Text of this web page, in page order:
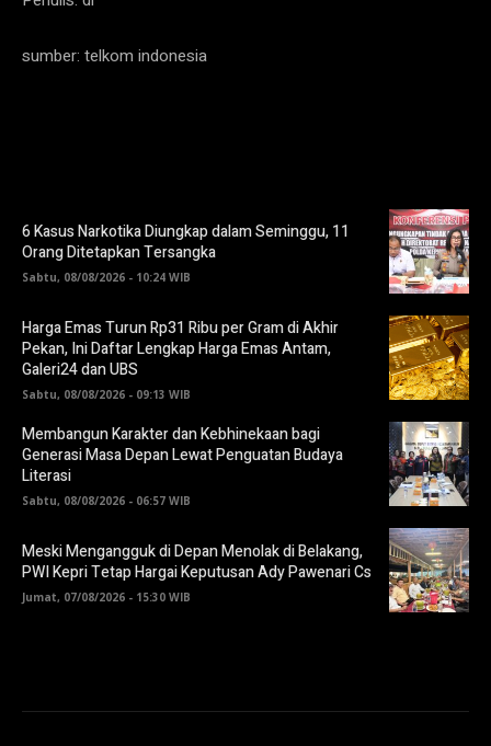
sumber: telkom indonesia
6 Kasus Narkotika Diungkap dalam Seminggu, 11
Orang Ditetapkan Tersangka
Sabtu, 08/08/2026 - 10:24 WIB
Harga Emas Turun Rp31 Ribu per Gram di Akhir
Pekan, Ini Daftar Lengkap Harga Emas Antam,
Galeri24 dan UBS
Sabtu, 08/08/2026 - 09:13 WIB
Membangun Karakter dan Kebhinekaan bagi
Generasi Masa Depan Lewat Penguatan Budaya
Literasi
Sabtu, 08/08/2026 - 06:57 WIB
Meski Mengangguk di Depan Menolak di Belakang,
PWI Kepri Tetap Hargai Keputusan Ady Pawenari Cs
Jumat, 07/08/2026 - 15:30 WIB